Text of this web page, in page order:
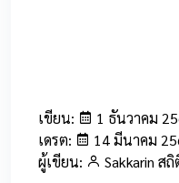
เขียน: 1 ธันวาคม
เดรต:
14 มีนาคม
ผู้เขียน:
Sakkarin สถิ